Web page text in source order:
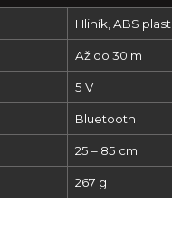
Hliník, ABS plast
Až do 30 m
5 V
Bluetooth
25 – 85 cm
267 g